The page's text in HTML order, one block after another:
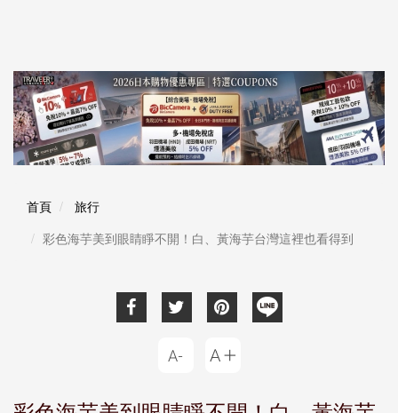
首頁
旅行
彩色海芋美到眼睛睜不開！白、黃海芋台灣這裡也看得到